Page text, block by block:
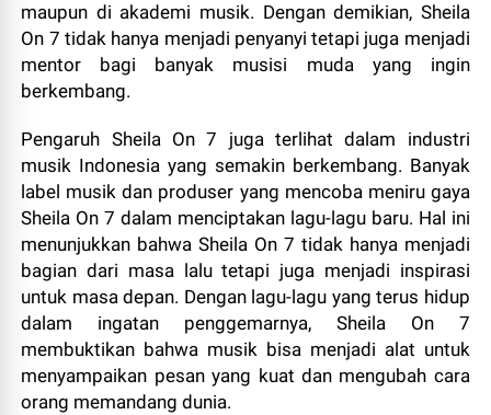
maupun di akademi musik. Dengan demikian, Sheila
On 7 tidak hanya menjadi penyanyi tetapi juga menjadi
mentor bagi banyak musisi muda yang ingin
berkembang.
Pengaruh Sheila On 7 juga terlihat dalam industri
musik Indonesia yang semakin berkembang. Banyak
label musik dan produser yang mencoba meniru gaya
Sheila On 7 dalam menciptakan lagu-lagu baru. Hal ini
menunjukkan bahwa Sheila On 7 tidak hanya menjadi
bagian dari masa lalu tetapi juga menjadi inspirasi
untuk masa depan. Dengan lagu-lagu yang terus hidup
dalam ingatan penggemarnya, Sheila On 7
membuktikan bahwa musik bisa menjadi alat untuk
menyampaikan pesan yang kuat dan mengubah cara
orang memandang dunia.